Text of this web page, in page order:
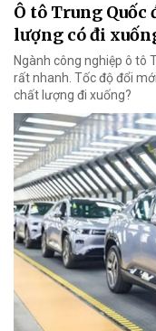
Ô tô Trung
lượng có đi
Ngành công nghiệp ô tô
rất nhanh. Tốc độ đổi
chất lượng đi xuống?